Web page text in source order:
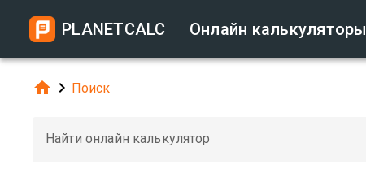
PLANETCALC Онлайн калькуляторы
  Поиск
Найти онлайн калькулятор